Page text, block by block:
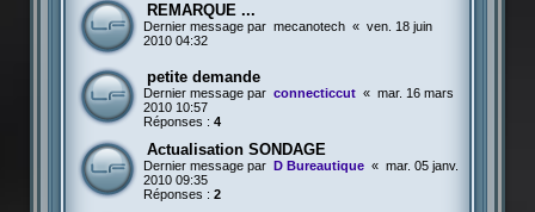
REMARQUE ...
Dernier message par mecanotech « ven. 18 juin
2010 04:32
petite demande
Dernier message par connecticcut « mar. 16 mars
2010 10:57
Réponses : 4
Actualisation SONDAGE
Dernier message par D Bureautique « mar. 05 janv.
2010 09:35
Réponses : 2